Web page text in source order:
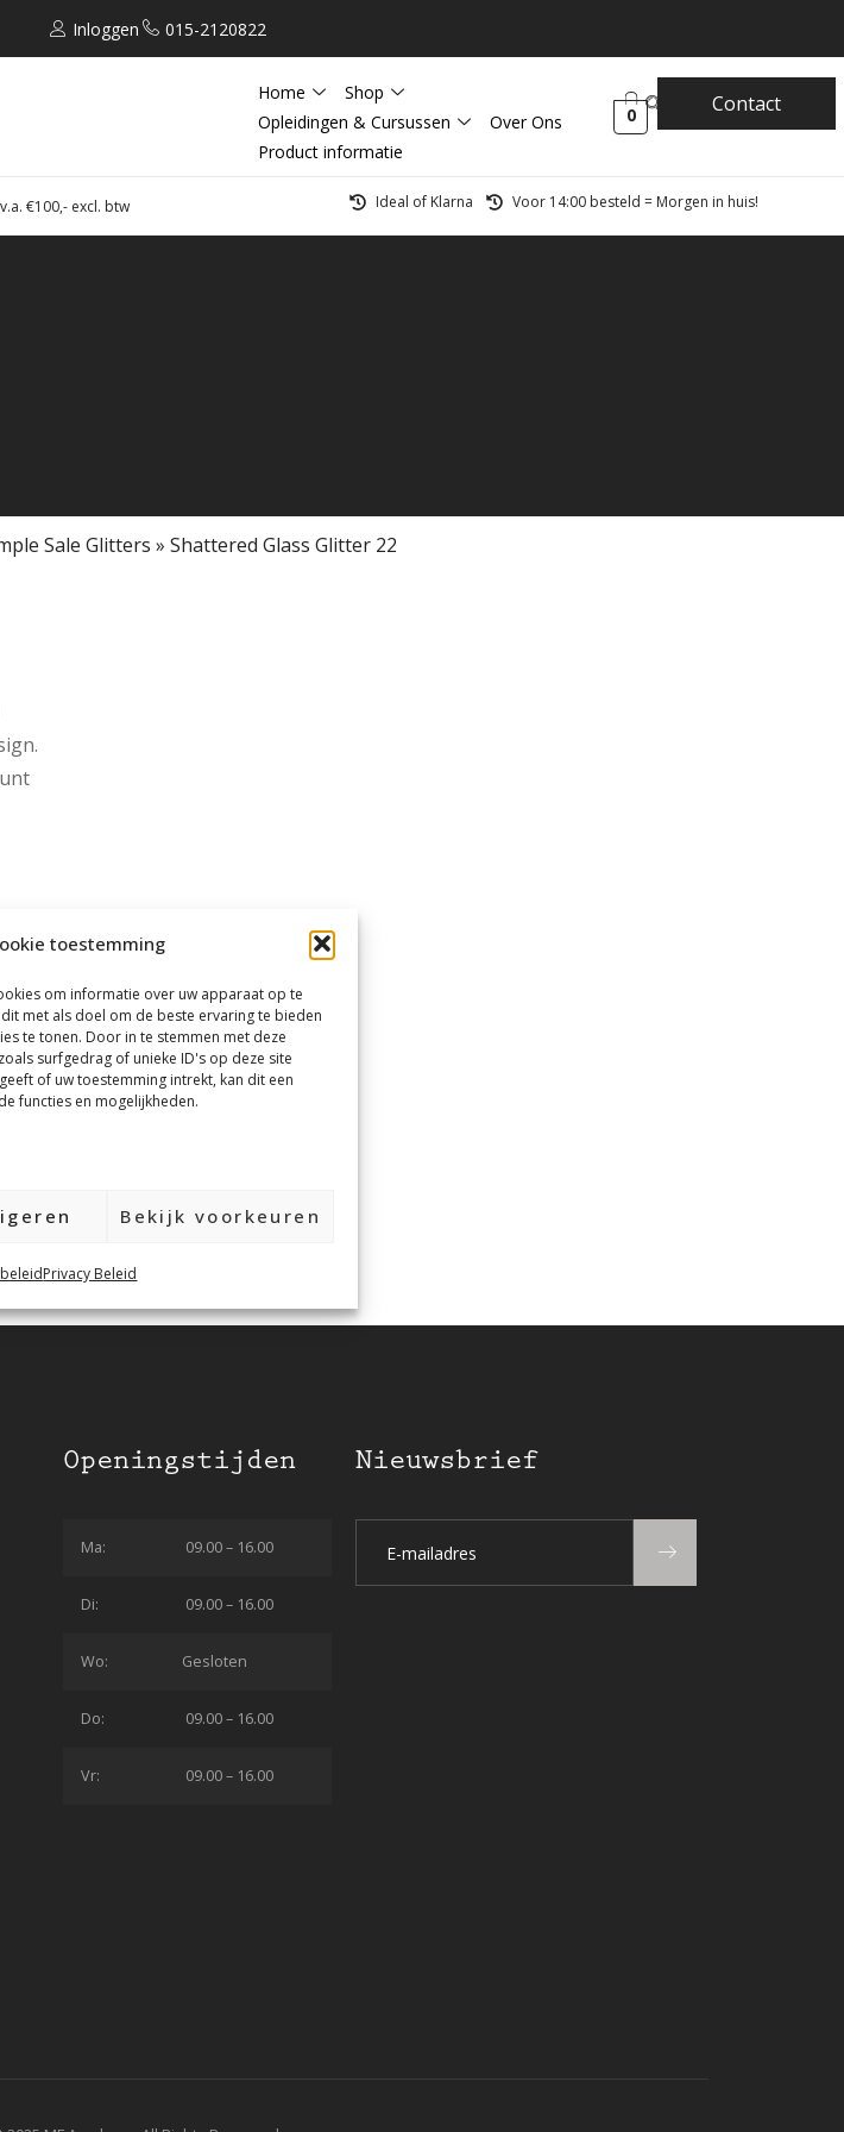
toestemming
om informatie over uw apparaat op te
met als doel om de beste ervaring te bieden
te tonen. Door in te stemmen met deze
surfgedrag of unieke ID's op deze site
of uw toestemming intrekt, kan dit een
functies en mogelijkheden.
Bekijk voorkeuren
Privacy Beleid
Inloggen 015-2120822
Home
Shop
Opleidingen & Cursussen
Over Ons
Product informatie
0 Contact
€100,- excl. btw Ideal of Klarna Voor 14:00 besteld = Morgen in huis!
Sale Glitters » Shattered Glass Glitter 22
Openingstijden
Ma: 09.00 – 16.00
Di: 09.00 – 16.00
Wo: Gesloten
Do: 09.00 – 16.00
Vr: 09.00 – 16.00
Nieuwsbrief